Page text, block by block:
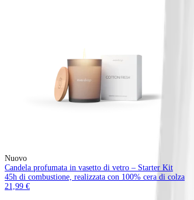
Nuovo
Candela profumata in vasetto di vetro – Starter Kit
45h di combustione, realizzata con 100% cera di colza
21,99 €